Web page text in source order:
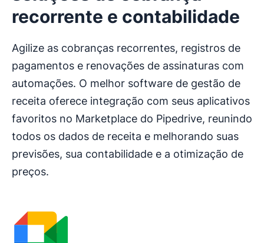
recorrente e contabilidade
Agilize as cobranças recorrentes, registros de
pagamentos e renovações de assinaturas com
automações. O melhor software de gestão de
receita oferece integração com seus aplicativos
favoritos no Marketplace do Pipedrive, reunindo
todos os dados de receita e melhorando suas
previsões, sua contabilidade e a otimização de
preços.